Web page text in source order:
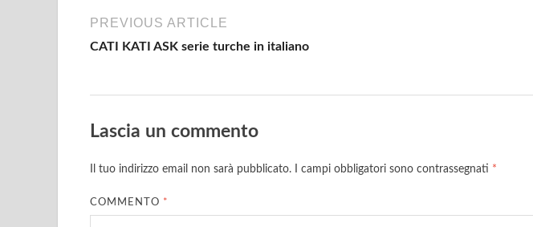
PREVIOUS ARTICLE
CATI KATI ASK serie turche in italiano
Lascia un commento
Il tuo indirizzo email non sarà pubblicato. I campi obbligatori sono contrassegnati *
COMMENTO *